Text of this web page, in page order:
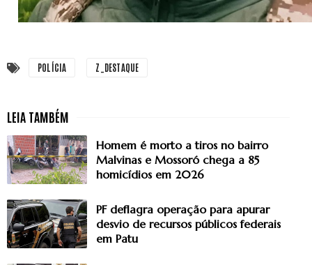
POLÍCIA Z_DESTAQUE
Homem é morto a tiros no bairro
Malvinas e Mossoró chega a 85
homicídios em 2026
PF deflagra operação para apurar
desvio de recursos públicos federais
em Patu